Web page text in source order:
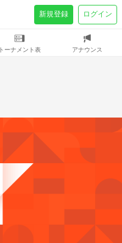
トーナメント表 アナウンス
新規登録 ログイン